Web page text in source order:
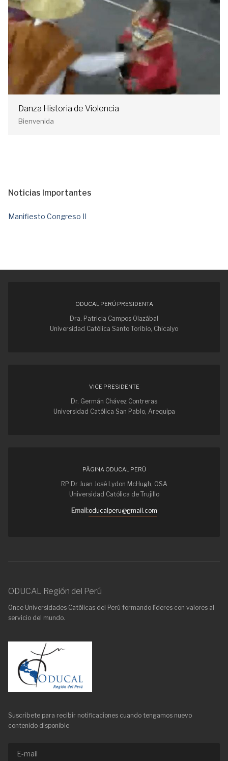
Danza Historia de Violencia
Bienvenida
Noticias Importantes
Manifiesto Congreso II
ODUCAL PERÚ PRESIDENTA
Dra. Patricia Campos Olazábal
Universidad Católica Santo Toribio, Chicalyo
VICE PRESIDENTE
Dr. Germán Chávez Contreras
Universidad Católica San Pablo, Arequipa
PÁGINA ODUCAL PERÚ
RP Dr Juan José Lydon McHugh, OSA
Universidad Católica de Trujillo
Email:oducalperu@gmail.com
ODUCAL Región del Perú
Once Universidades Católicas del Perú formando líderes con valores al
servicio del mundo.
Suscribete para recibir notificaciones cuando tengamos nuevo
contenido disponible